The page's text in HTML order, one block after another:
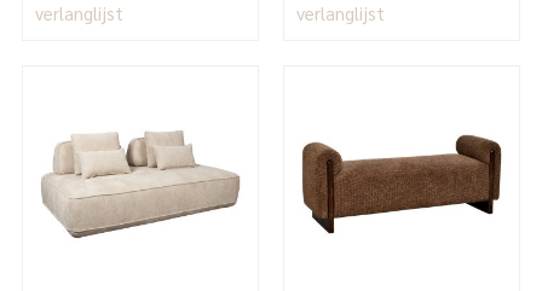
verlanglijst
verlanglijst